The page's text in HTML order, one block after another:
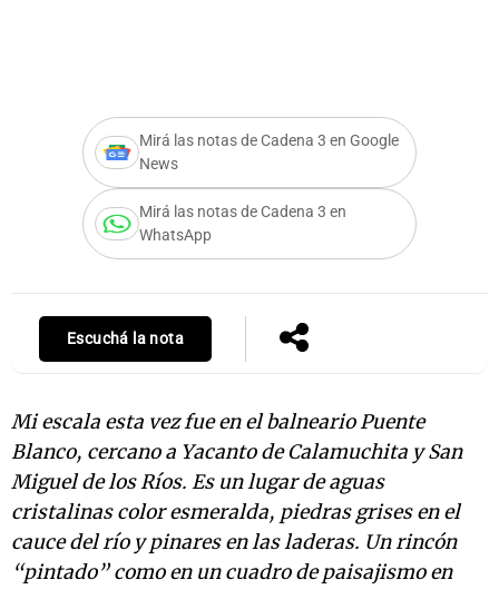
Mirá las notas de Cadena 3 en Google
News
Mirá las notas de Cadena 3 en
WhatsApp
Escuchá la nota
Mi escala esta vez fue en el balneario Puente
Blanco, cercano a Yacanto de Calamuchita y San
Miguel de los Ríos. Es un lugar de aguas
cristalinas color esmeralda, piedras grises en el
cauce del río y pinares en las laderas. Un rincón
“pintado” como en un cuadro de paisajismo en